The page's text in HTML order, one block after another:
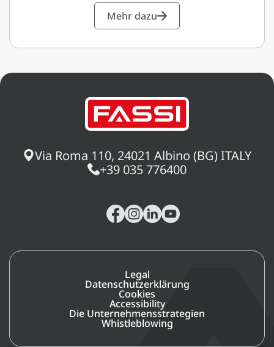
Mehr dazu
Via Roma 110, 24021 Albino (BG) ITALY
+39 035 776400
Legal
Datenschutzerklärung
Cookies
Accessibility
Die Unternehmensstrategien
Whistleblowing